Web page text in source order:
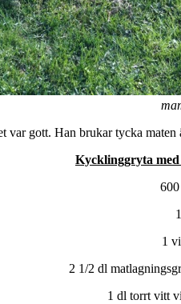
var gott. Han brukar tycka
Kycklinggryta med
1
2 1/2 dl
1 dl torrt vitt